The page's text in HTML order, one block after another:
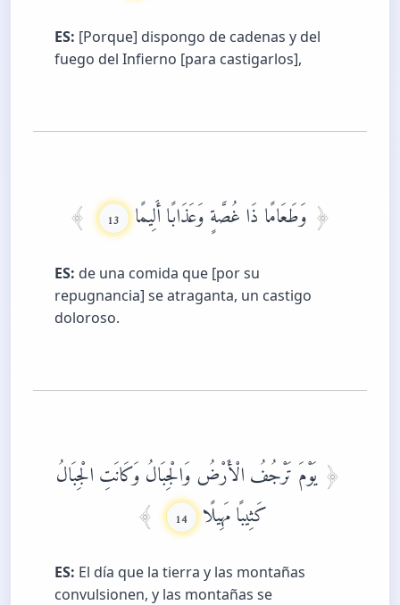
ES: [Porque] dispongo de cadenas y del
fuego del Infierno [para castigarlos],
وَطَعَامًا ذَا غُصَّةٍ وَعَذَابًا أَلِيمًا 13
ES: de una comida que [por su
repugnancia] se atraganta, un castigo
doloroso.
يَوْمَ تَرْجُفُ الْأَرْضُ وَالْجِبَالُ وَكَانَتِ الْجِبَالُ
كَثِيبًا مَهِيلًا 14
ES: El día que la tierra y las montañas
convulsionen, y las montañas se